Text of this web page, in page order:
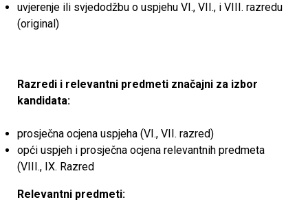
uvjerenje ili svjedodžbu o uspjehu VI., VII., i VIII. razredu
(original)
Razredi i relevantni predmeti značajni za izbor
kandidata:
prosječna ocjena uspjeha (VI., VII. razred)
opći uspjeh i prosječna ocjena relevantnih predmeta
(VIII., IX. Razred
Relevantni predmeti: